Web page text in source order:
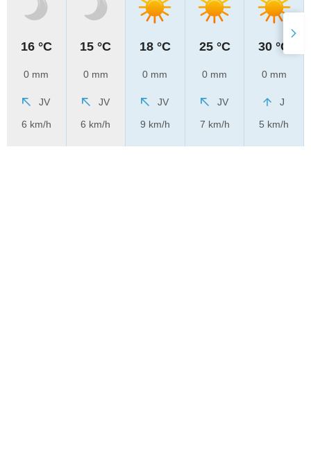
16 °C
0 mm
JV
6 km/h
15 °C
0 mm
JV
6 km/h
18 °C
0 mm
JV
9 km/h
25 °C
0 mm
JV
7 km/h
30 °C
0 mm
J
5 km/h